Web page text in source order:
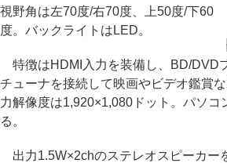
視野角は左70度/右70度、上50度/下60
度。バックライトはLED。
特徴はHDMI入力を装備し、BD/DVD
チューナを接続して映画やビデオ鑑賞
力解像度は1,920×1,080ドット。パソコ
る。
出力1.5W×2chのステレオスピーカー